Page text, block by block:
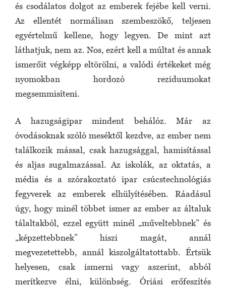
és csodálatos dolgot az emberek fejébe kell verni.
Az ellentét normálisan szembeszökő, teljesen
egyértelmű kellene, hogy legyen. De mint azt
láthatjuk, nem az. Nos, ezért kell a múltat és annak
ismerőit végképp eltörölni, a valódi értékeket még
nyomokban hordozó reziduumokat
megsemmisíteni.
A hazugságipar mindent behálóz. Már az
óvodásoknak szóló meséktől kezdve, az ember nem
találkozik mással, csak hazugsággal, hamisítással
és aljas sugalmazással. Az iskolák, az oktatás, a
média és a szórakoztató ipar csúcstechnológiás
fegyverek az emberek elhülyítésében. Ráadásul
úgy, hogy minél többet ismer az ember az általuk
tálaltakból, ezzel együtt minél „műveltebbnek” és
„képzettebbnek” hiszi magát, annál
megvezetettebb, annál kiszolgáltatottabb. Értsük
helyesen, csak ismerni vagy aszerint, abból
merítkezve élni, különbség. Óriási erőfeszítés